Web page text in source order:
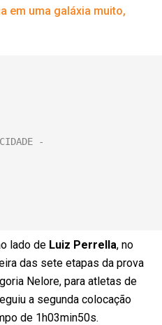
em uma galáxia muito,
lado de Luiz Perrella, no
das sete etapas da prova
Nelore, para atletas de
a segunda colocação
de 1h03min50s.